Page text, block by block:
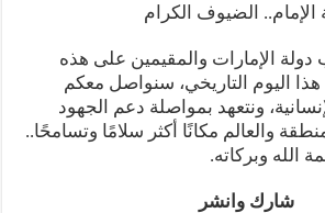
الإمام.. الضيوف الكرام
الإمارات والمقيمين على هذه
هذا اليوم التاريخي، سنواصل معكم
ونتعهد بمواصلة دعم الجهود
والعالم مكانًا أكثر سلامًا وتسامحًا..
الله وبركاته.
شارك وانشر